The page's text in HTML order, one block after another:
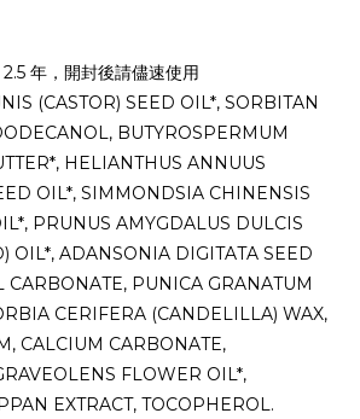
年，開封後請儘速使用
(CASTOR) SEED OIL*, SORBITAN
BUTYROSPERMUM
HELIANTHUS ANNUUS
OIL*, SIMMONDSIA CHINENSIS
PRUNUS AMYGDALUS DULCIS
OIL*, ADANSONIA DIGITATA SEED
CARBONATE, PUNICA GRANATUM
CERIFERA (CANDELILLA) WAX,
CALCIUM CARBONATE,
FLOWER OIL*,
EXTRACT, TOCOPHEROL.